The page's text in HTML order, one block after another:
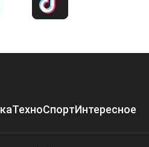
ТехноСпортИнтересное